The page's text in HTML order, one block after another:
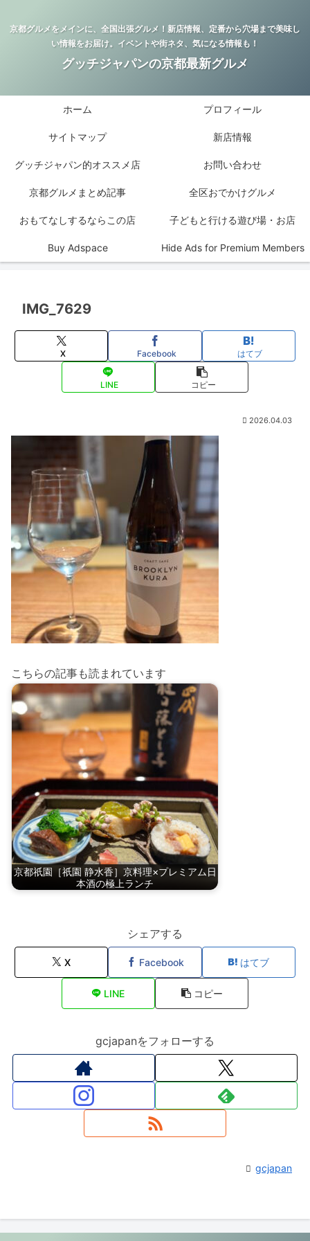
京都グルメをメインに、全国出張グルメ！新店情報、定番から穴場まで美味し
い情報をお届け。イベントや街ネタ、気になる情報も！
グッチジャパンの京都最新グルメ
ホーム プロフィール
サイトマップ 新店情報
グッチジャパン的オススメ店 お問い合わせ
京都グルメまとめ記事 全区おでかけグルメ
おもてなしするならこの店 子どもと行ける遊び場・お店
Buy Adspace Hide Ads for Premium Members
IMG_7629
X Facebook はてブ
LINE コピー
2026.04.03
こちらの記事も読まれています
京都祇園［祇園 静水香］京料理×プレミアム日
本酒の極上ランチ
シェアする
X Facebook はてブ
LINE コピー
gcjapanをフォローする
gcjapan